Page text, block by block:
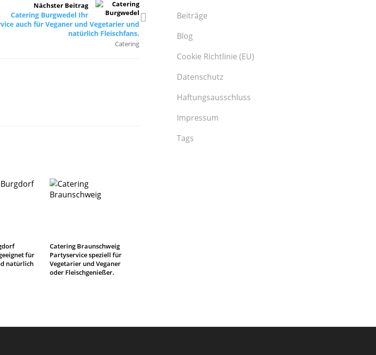
Nächster Beitrag
Catering Burgwedel Ihr
auch für Veganer und Vegetarier und
natürlich Fleischfans.
Catering
für
natürlich
Catering Braunschweig
Partyservice speziell für
Vegetarier und Veganer
oder Fleischgenießer.
Beiträge
Blog
Cookie Richtlinie (EU)
Datenschutz
Haftungsausschluss
Impressum
Tags